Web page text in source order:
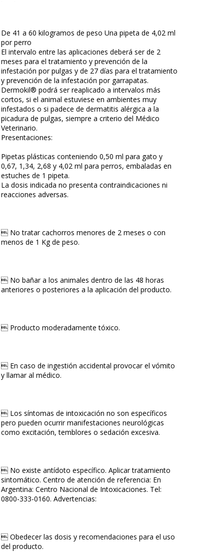
De 41 a 60 kilogramos de peso Una pipeta de 4,02 ml
por perro
El intervalo entre las aplicaciones deberá ser de 2
meses para el tratamiento y prevención de la
infestación por pulgas y de 27 días para el tratamiento
y prevención de la infestación por garrapatas.
Dermokil® podrá ser reaplicado a intervalos más
cortos, si el animal estuviese en ambientes muy
infestados o si padece de dermatitis alérgica a la
picadura de pulgas, siempre a criterio del Médico
Veterinario.
Presentaciones:
Pipetas plásticas conteniendo 0,50 ml para gato y
0,67, 1,34, 2,68 y 4,02 ml para perros, embaladas en
estuches de 1 pipeta.
La dosis indicada no presenta contraindicaciones ni
reacciones adversas.
 No tratar cachorros menores de 2 meses o con
menos de 1 Kg de peso.
 No bañar a los animales dentro de las 48 horas
anteriores o posteriores a la aplicación del producto.
 Producto moderadamente tóxico.
 En caso de ingestión accidental provocar el vómito
y llamar al médico.
 Los síntomas de intoxicación no son específicos
pero pueden ocurrir manifestaciones neurológicas
como excitación, temblores o sedación excesiva.
 No existe antídoto específico. Aplicar tratamiento
sintomático. Centro de atención de referencia: En
Argentina: Centro Nacional de Intoxicaciones. Tel:
0800-333-0160. Advertencias:
 Obedecer las dosis y recomendaciones para el uso
del producto.